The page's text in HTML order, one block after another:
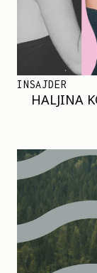
INSAJDER
HALJINA